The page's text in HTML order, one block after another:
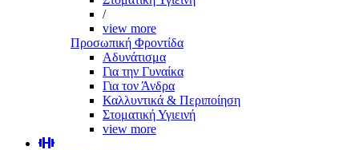
/
view more
Προσωπική Φροντίδα
Αδυνάτισμα
Για την Γυναίκα
Για τον Άνδρα
Καλλυντικά & Περιποίηση
Στοματική Υγιεινή
view more